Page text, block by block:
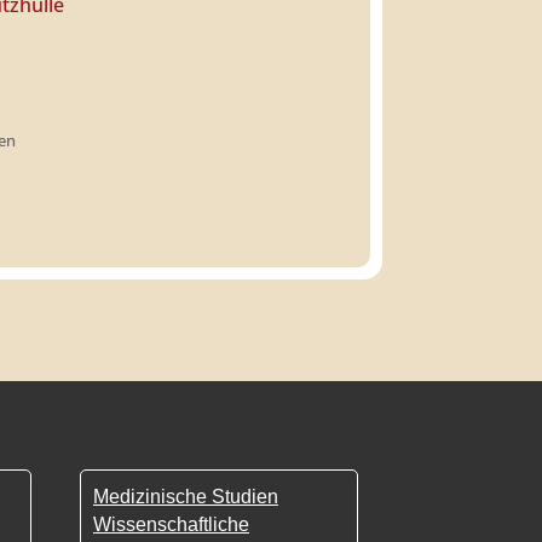
Medizinische Studien
Wissenschaftliche